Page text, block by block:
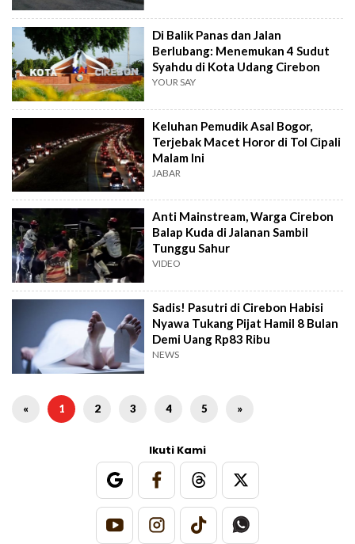
Di Balik Panas dan Jalan
Berlubang: Menemukan 4 Sudut
Syahdu di Kota Udang Cirebon
YOUR SAY
Keluhan Pemudik Asal Bogor,
Terjebak Macet Horor di Tol Cipali
Malam Ini
JABAR
Anti Mainstream, Warga Cirebon
Balap Kuda di Jalanan Sambil
Tunggu Sahur
VIDEO
Sadis! Pasutri di Cirebon Habisi
Nyawa Tukang Pijat Hamil 8 Bulan
Demi Uang Rp83 Ribu
NEWS
« 1 2 3 4 5 »
Ikuti Kami